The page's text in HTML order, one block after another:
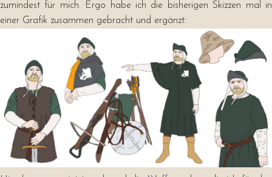
zumindest für mich. Ergo habe ich die bisherigen Skizzen mal in
einer Grafik zusammen gebracht und ergänzt: